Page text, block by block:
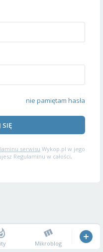
nie pamiętam hasła
SIĘ
serwisu Wykop.pl w jego
Regulaminu w całości,
Mikroblog